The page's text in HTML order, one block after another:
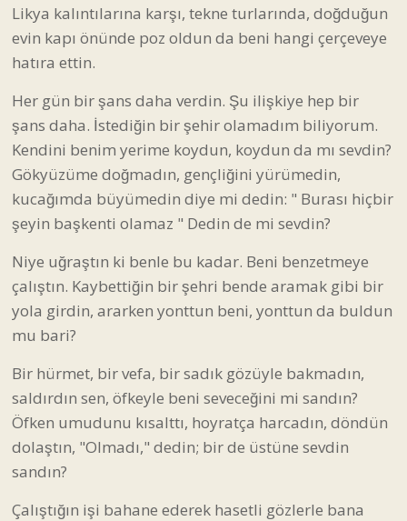
Likya kalıntılarına karşı, tekne turlarında, doğduğun
evin kapı önünde poz oldun da beni hangi çerçeveye
hatıra ettin.
Her gün bir şans daha verdin. Şu ilişkiye hep bir
şans daha. İstediğin bir şehir olamadım biliyorum.
Kendini benim yerime koydun, koydun da mı sevdin?
Gökyüzüme doğmadın, gençliğini yürümedin,
kucağımda büyümedin diye mi dedin: " Burası hiçbir
şeyin başkenti olamaz " Dedin de mi sevdin?
Niye uğraştın ki benle bu kadar. Beni benzetmeye
çalıştın. Kaybettiğin bir şehri bende aramak gibi bir
yola girdin, ararken yonttun beni, yonttun da buldun
mu bari?
Bir hürmet, bir vefa, bir sadık gözüyle bakmadın,
saldırdın sen, öfkeyle beni seveceğini mi sandın?
Öfken umudunu kısalttı, hoyratça harcadın, döndün
dolaştın, "Olmadı," dedin; bir de üstüne sevdin
sandın?
Çalıştığın işi bahane ederek hasetli gözlerle bana